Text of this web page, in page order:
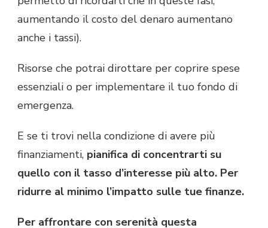
aumentando il costo del denaro aumentano
anche i tassi).
Risorse che potrai dirottare per coprire spese
essenziali o per implementare il tuo fondo di
emergenza.
E se ti trovi nella condizione di avere più
finanziamenti, pianifica di concentrarti su
quello con il tasso d’interesse più alto. Per
ridurre al minimo l’impatto sulle tue finanze.
Per affrontare con serenità questa